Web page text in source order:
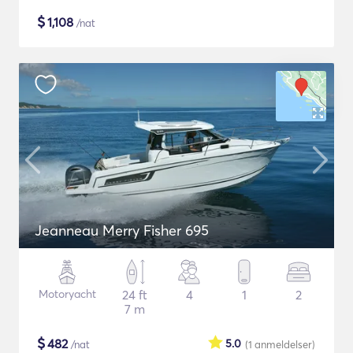
$1,108 /nat
Jeanneau Merry Fisher 695
Motoryacht
24 ft
7 m
4 1 2
$482/nat (1 anmeldelser)
5.0